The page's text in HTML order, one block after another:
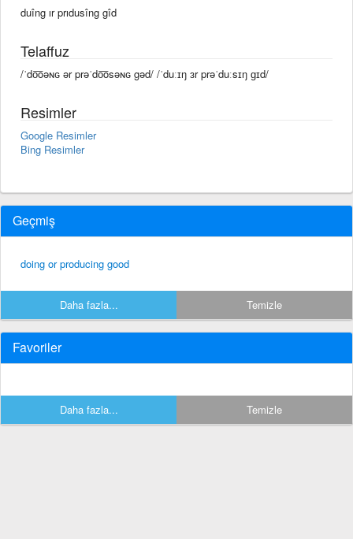
duîng ır prıdusîng gîd
Telaffuz
/ˈdo͞oəɴɢ ər prəˈdo͞osəɴɢ gəd/ /ˈduːɪŋ ɜr prəˈduːsɪŋ ɡɪd/
Resimler
Google Resimler
Bing Resimler
Geçmiş
doing or producing good
Daha fazla... Temizle
Favoriler
Daha fazla... Temizle